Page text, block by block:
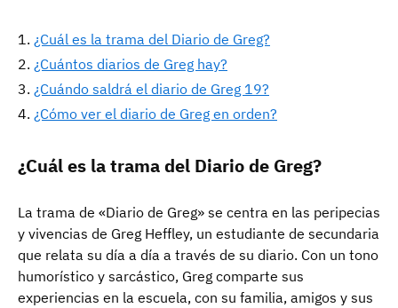
¿Cuál es la trama del Diario de Greg?
¿Cuántos diarios de Greg hay?
¿Cuándo saldrá el diario de Greg 19?
¿Cómo ver el diario de Greg en orden?
¿Cuál es la trama del Diario de Greg?
La trama de «Diario de Greg» se centra en las peripecias
y vivencias de Greg Heffley, un estudiante de secundaria
que relata su día a día a través de su diario. Con un tono
humorístico y sarcástico, Greg comparte sus
experiencias en la escuela, con su familia, amigos y sus